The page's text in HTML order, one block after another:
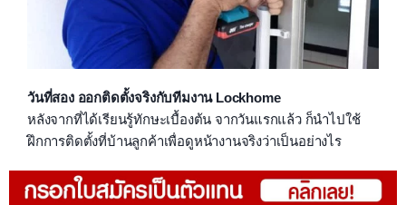
วันที่สอง ออกติดตั้งจริงกับทีมงาน Lockhome
หลังจากที่ได้เรียนรู้ทักษะเบื้องต้น จากวันแรกแล้ว ก็นำไปใช้
ฝึกการติดตั้งที่บ้านลูกค้าเพื่อดูหน้างานจริงว่าเป็นอย่างไร